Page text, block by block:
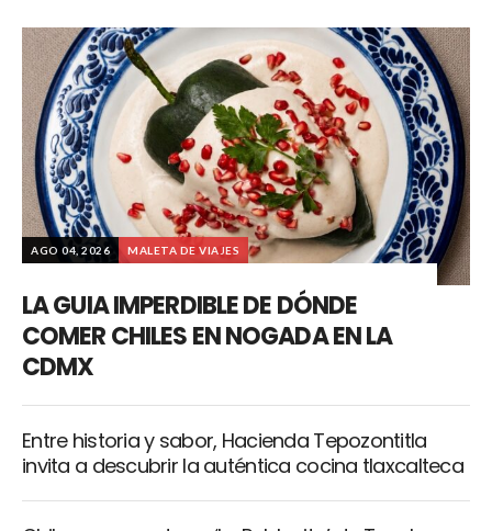
AGO 04, 2026 MALETA DE VIAJES
LA GUIA IMPERDIBLE DE DÓNDE
COMER CHILES EN NOGADA EN LA
CDMX
Entre historia y sabor, Hacienda Tepozontitla
invita a descubrir la auténtica cocina tlaxcalteca